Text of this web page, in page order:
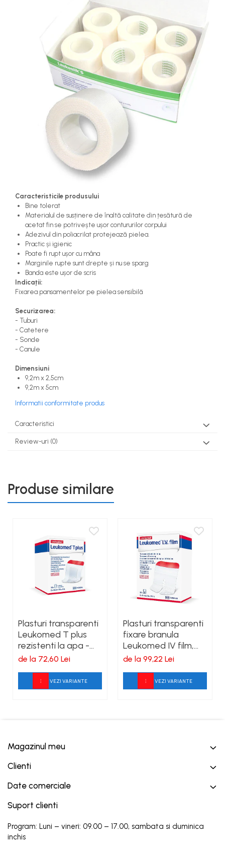
Caracteristicile produsului
Bine tolerat
Materialul de susținere de înaltă calitate din țesătură de
acetat fin se potrivește ușor contururilor corpului
Adezivul din poliacrilat protejează pielea.
Practic și igienic
Poate fi rupt ușor cu mâna
Marginile rupte sunt drepte și nu se sparg
Banda este ușor de scris
Indicații:
Fixarea pansamentelor pe pielea sensibilă
Securizarea:
- Tuburi
- Catetere
- Sonde
- Canule
Dimensiuni
9,2m x 2,5cm
9,2m x 5cm
Informatii conformitate produs
Caracteristici
Review-uri (0)
Produse similare
Plasturi transparenti
Leukomed T plus
rezistenti la apa -
cutie 50 bucati
de la 72,60 Lei
VEZI VARIANTE
Plasturi transparenti
fixare branula
Leukomed IV film,
cutie 50buc
de la 99,22 Lei
VEZI VARIANTE
Magazinul meu
Clienti
Date comerciale
Suport clienti
Program: Luni – vineri: 09.00 – 17.00, sambata si duminica
inchis